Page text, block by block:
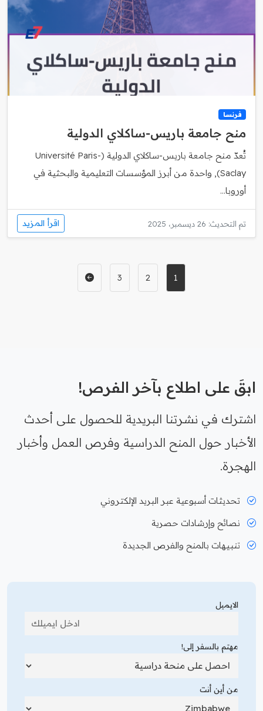
فرنسا
منح جامعة باريس‑ساكلاي الدولية
تُعدّ منح جامعة باريس‑ساكلاي الدولية (Université Paris-
Saclay), واحدة من أبرز المؤسسات التعليمية والبحثية في
أوروبا...
تم التحديث: 26 ديسمبر، 2025 اقرأ المزيد
1
2
3
ابقَ على اطلاع بآخر الفرص!
اشترك في نشرتنا البريدية للحصول على أحدث
الأخبار حول المنح الدراسية وفرص العمل وأخبار
الهجرة.
تحديثات أسبوعية عبر البريد الإلكتروني
نصائح وإرشادات حصرية
تنبيهات بالمنح والفرص الجديدة
الايميل
مهتم بالسفر إلى!
من أين أنت